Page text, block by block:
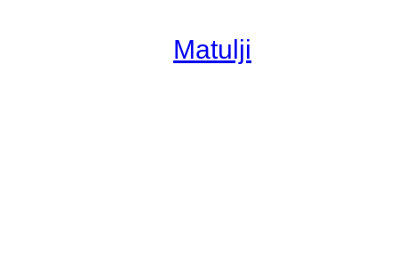
Matulji